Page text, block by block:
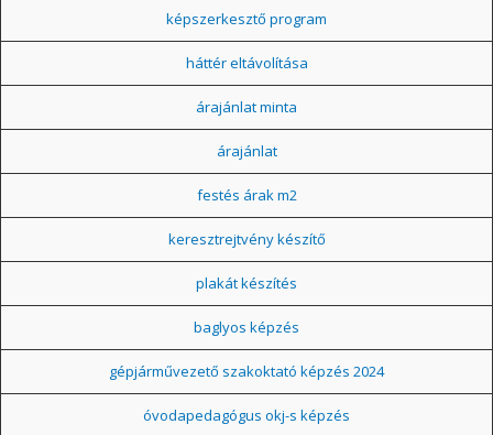
képszerkesztő program
háttér eltávolítása
árajánlat minta
árajánlat
festés árak m2
keresztrejtvény készítő
plakát készítés
baglyos képzés
gépjárművezető szakoktató képzés 2024
óvodapedagógus okj-s képzés